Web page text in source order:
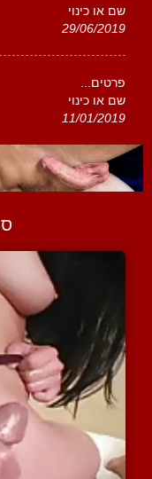
שם או כינוי
29/06/2019
פרטים...
שם או כינוי
11/01/2019